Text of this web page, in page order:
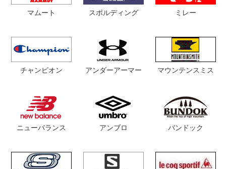
スポルディング
アンダーアーマー
アンブロ
ミレー
マウンテンスミス
バンドック
ミカサ
エレッセ
アウトドアプロダクツ